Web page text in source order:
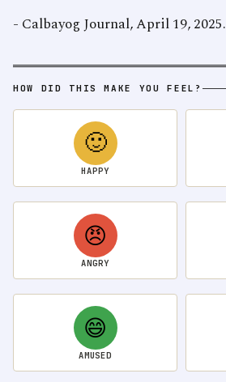
- Calbayog Journal, April 19, 2025.
HOW DID THIS MAKE YOU FEEL?
🙂
HAPPY
😠
ANGRY
😄
AMUSED